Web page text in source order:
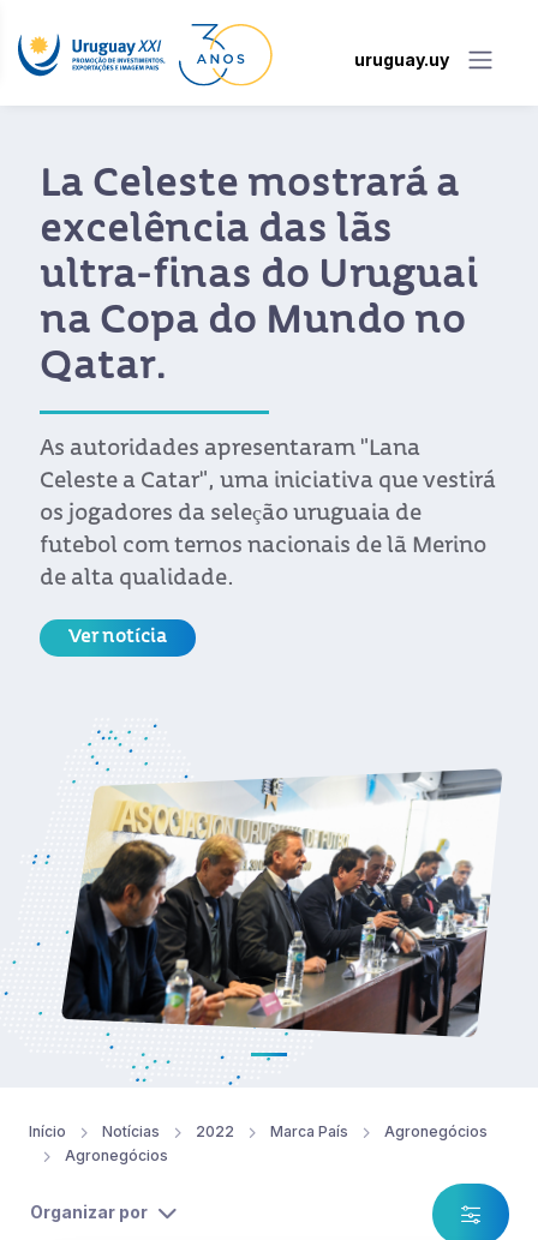
uruguay.uy
La Celeste mostrará a
excelência das lãs
ultra-finas do Uruguai
na Copa do Mundo no
Qatar.
As autoridades apresentaram "Lana
Celeste a Catar", uma iniciativa que vestirá
os jogadores da seleção uruguaia de
futebol com ternos nacionais de lã Merino
de alta qualidade.
Ver notícia
Início Notícias 2022 Marca País
Agronegócios
Agronegócios
Organizar por